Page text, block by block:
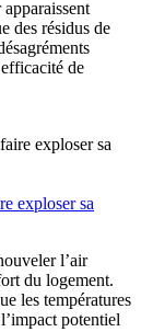
des résidus de
de
exploser sa
l’air
du logement.
les températures
potentiel